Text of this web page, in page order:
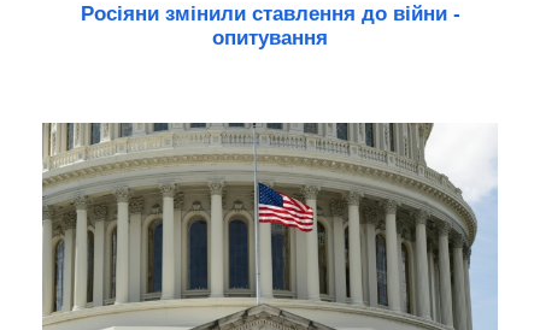
Росіяни змінили ставлення до війни -
опитування